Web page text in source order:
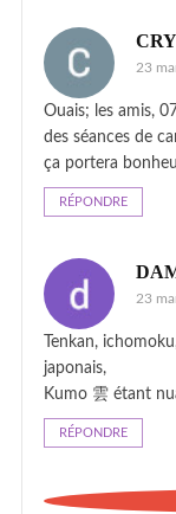
23
Ouais; les amis,
des séances de
ça portera
RÉPONDRE
23
Tenkan,
japonais,
Kumo 雲 étant
RÉPONDRE